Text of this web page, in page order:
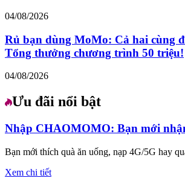
04/08/2026
Rủ bạn dùng MoMo: Cả hai cùng
Tổng thưởng chương trình 50 triệu!
04/08/2026
Ưu đãi nổi bật
Nhập CHAOMOMO: Bạn mới
Bạn mới thích quà ăn uống, nạp 4G/5G hay
Xem chi tiết